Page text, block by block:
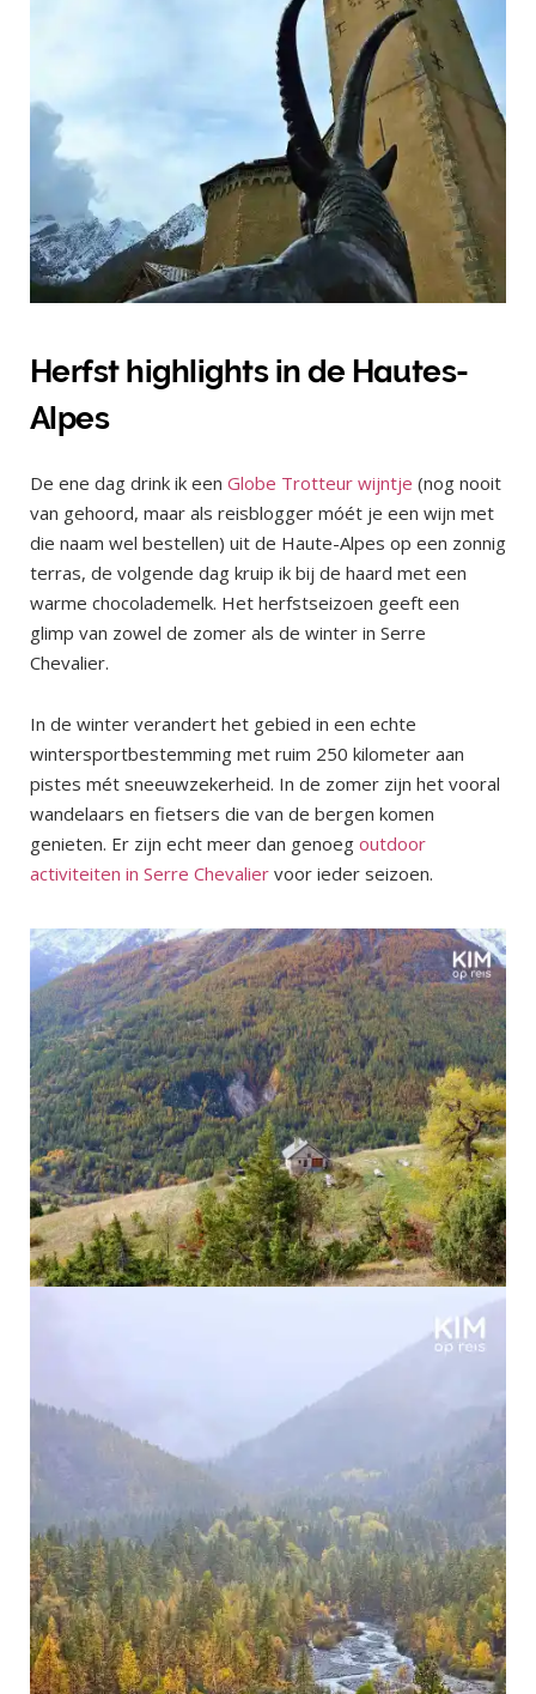
Herfst highlights in de Hautes-
Alpes
De ene dag drink ik een Globe Trotteur wijntje (nog nooit
van gehoord, maar als reisblogger móét je een wijn met
die naam wel bestellen) uit de Haute-Alpes op een zonnig
terras, de volgende dag kruip ik bij de haard met een
warme chocolademelk. Het herfstseizoen geeft een
glimp van zowel de zomer als de winter in Serre
Chevalier.
In de winter verandert het gebied in een echte
wintersportbestemming met ruim 250 kilometer aan
pistes mét sneeuwzekerheid. In de zomer zijn het vooral
wandelaars en fietsers die van de bergen komen
genieten. Er zijn echt meer dan genoeg outdoor
activiteiten in Serre Chevalier voor ieder seizoen.